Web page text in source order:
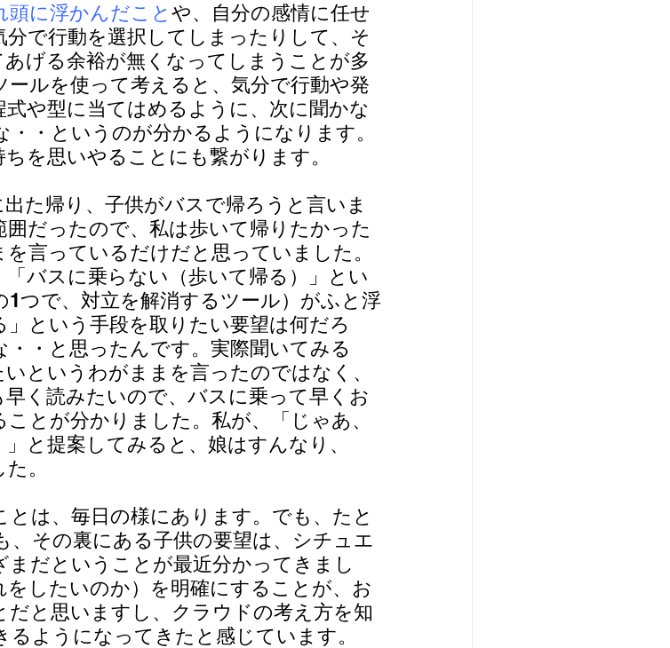
に浮かんだこと や、自分の感情に任せ
で行動を選択してしまったりして、そ
げる余裕が無くなってしまうことが多
ルを使って考えると、気分で行動や発
や型に当てはめるように、次に聞かな
・というのが分かるようになります。
を思いやることにも繋がります。
た帰り、子供がバスで帰ろうと言いま
だったので、私は歩いて帰りたかった
言っているだけだと思っていました。
バスに乗らない（歩いて帰る）」とい
つで、対立を解消するツール）がふと浮
という手段を取りたい要望は何だろ
・と思ったんです。実際聞いてみる
というわがままを言ったのではなく、
く読みたいので、バスに乗って早くお
とが分かりました。私が、「じゃあ、
と提案してみると、娘はすんなり、
。
は、毎日の様にあります。でも、たと
、その裏にある子供の要望は、シチュエ
だということが最近分かってきまし
したいのか）を明確にすることが、お
と思いますし、クラウドの考え方を知
ようになってきたと感じています。